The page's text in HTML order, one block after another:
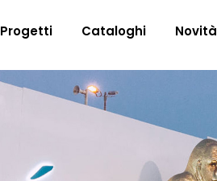
Progetti Cataloghi Novità